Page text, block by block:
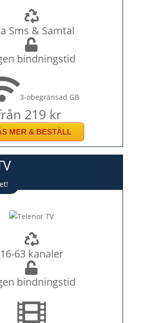
Sms & Samtal
bindningstid
3-obegränsad GB
219 kr
MER & BESTÄLL
16-63 kanaler
bindningstid